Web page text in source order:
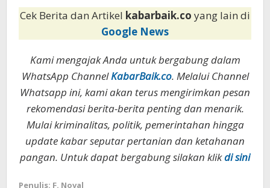
Cek Berita dan Artikel kabarbaik.co yang lain di
Google News
Kami mengajak Anda untuk bergabung dalam
WhatsApp ChannelKabarBaik.co. Melalui Channel
Whatsapp ini, kami akan terus mengirimkan pesan
rekomendasi berita-berita penting dan menarik.
Mulai kriminalitas, politik, pemerintahan hingga
update kabar seputar pertanian dan ketahanan
pangan. Untuk dapat bergabung silakan klikdi sini
Penulis: F. Noval